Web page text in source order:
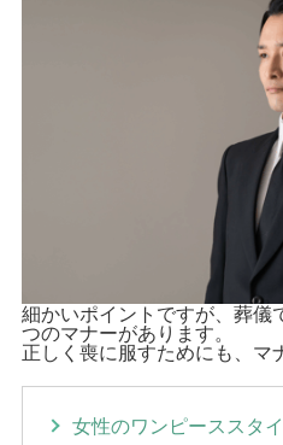
細かいポイントですが、葬儀
つのマナーがあります。
正しく喪に服すためにも、マ
女性のワンピーススタ